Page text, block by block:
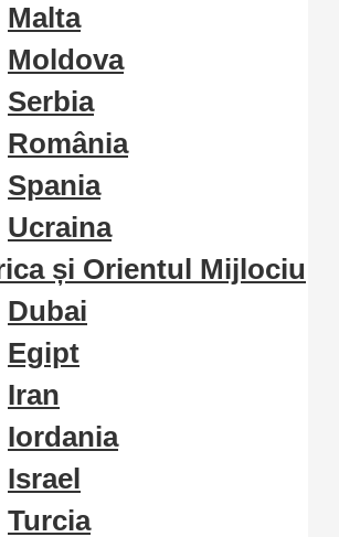
Malta
Moldova
Serbia
România
Spania
Ucraina
și Orientul Mijlociu
Dubai
Egipt
Iran
Iordania
Israel
Turcia